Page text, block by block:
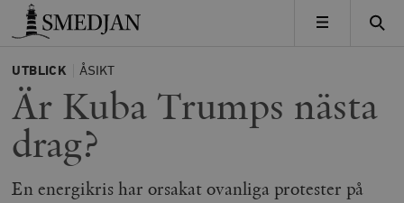
Timbro
MENY
UTBLICK ÅSIKT
Är Kuba Trumps nästa
drag?
En energikris har orsakat ovanliga protester på